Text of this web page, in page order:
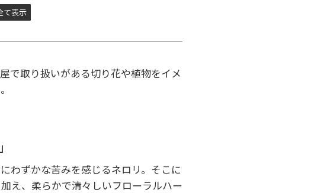
て表示
で取り扱いがある切り花や植物をイメ
わずかな苦みを感じるネロリ。そこに
え、柔らかで清々しいフローラルハー